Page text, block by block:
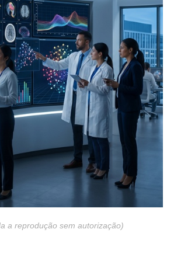
a reprodução sem autorização)